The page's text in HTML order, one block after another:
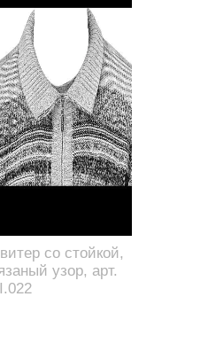
со стойкой,
узор, арт.